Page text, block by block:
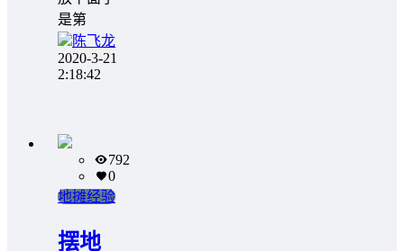
是第
陈飞龙
2020-3-21
2:18:42
792
0
地摊经验
摆地